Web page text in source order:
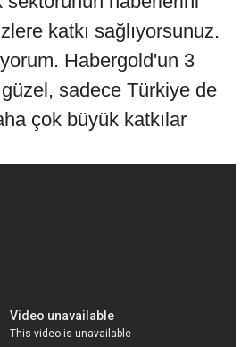
katkı sağlıyorsunuz.
Habergold'un 3
güzel, sadece Türkiye de
çok büyük katkılar